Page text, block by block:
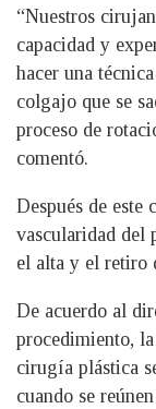
“Nuestros
capacidad y
hacer una
colgajo que se
proceso de
comentó.
Después de este
vascularidad del
el alta y el retiro
De acuerdo al
procedimiento,
cirugía plástica
cuando se